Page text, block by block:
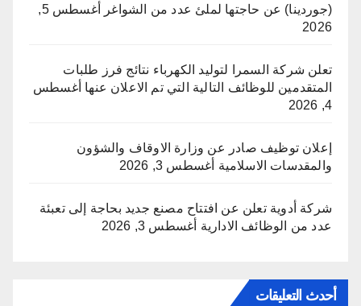
(جوردينا) عن حاجتها لملئ عدد من الشواغر
أغسطس 5,
2026
تعلن شركة السمرا لتوليد الكهرباء نتائج فرز طلبات
المتقدمين للوظائف التالية التي تم الاعلان عنها أغسطس
4, 2026
إعلان توظيف صادر عن وزارة الاوقاف والشؤون
والمقدسات الاسلامية أغسطس 3, 2026
شركة أدوية تعلن عن افتتاح مصنع جديد بحاجة إلى تعبئة
عدد من الوظائف الادارية أغسطس 3, 2026
أحدث التعليقات